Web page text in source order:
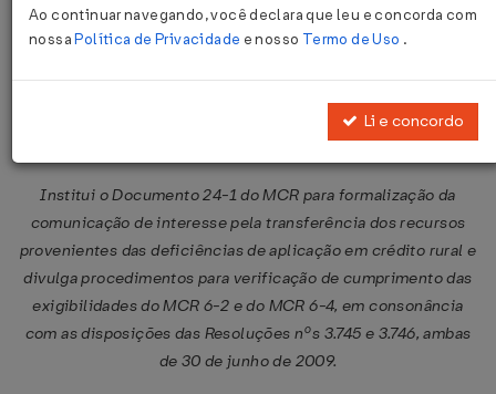
Circular DC/BACEN nº 3.460 de
Institui o Documento 24-1 do MCR para formalização da
comunicação de interesse pela transferência dos recursos
provenientes das deficiências de aplicação em crédito rural e
divulga procedimentos para verificação de cumprimento das
exigibilidades do MCR 6-2 e do MCR 6-4, em consonância
com as disposições das Resoluções nºs 3.745 e 3.746, ambas
de 30 de junho de 2009.
Ao continuar navegando, você declara que leu e concorda com
nossaPolítica de Privacidade e nosso Termo de Uso .
Li e concordo